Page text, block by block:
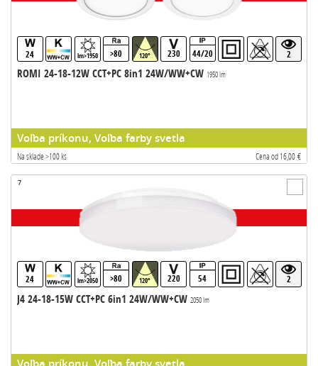
24 lm>1950 >80 120° 230 44/20 2
ROMI 24-18-12W CCT+PC 8in1 24W/WW+CW 1950 lm
Voľba príkonu, Voľba farby svetla
Na sklade >100 ks Cena od 16,00 €
7
24 lm>2050 >80 120° 220 54 2
J4 24-18-15W CCT+PC 6in1 24W/WW+CW 2050 lm